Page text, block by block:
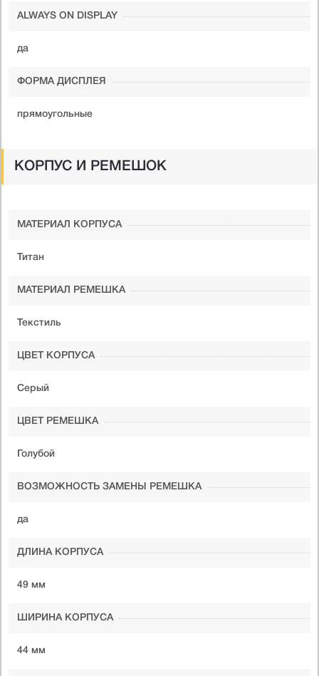
ALWAYS ON DISPLAY
да
ФОРМА ДИСПЛЕЯ
прямоугольные
КОРПУС И РЕМЕШОК
МАТЕРИАЛ КОРПУСА
Титан
МАТЕРИАЛ РЕМЕШКА
Текстиль
ЦВЕТ КОРПУСА
Серый
ЦВЕТ РЕМЕШКА
Голубой
ВОЗМОЖНОСТЬ ЗАМЕНЫ РЕМЕШКА
да
ДЛИНА КОРПУСА
49 мм
ШИРИНА КОРПУСА
44 мм